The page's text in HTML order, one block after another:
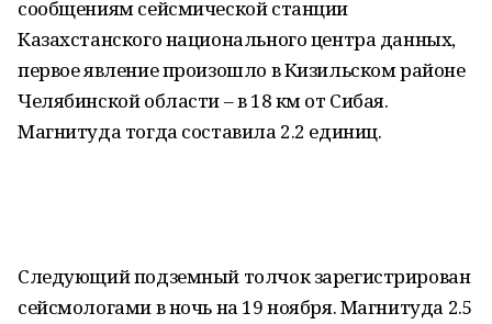
сообщениям сейсмической станции
Казахстанского национального центра данных,
первое явление произошло в Кизильском районе
Челябинской области – в 18 км от Сибая.
Магнитуда тогда составила 2.2 единиц.
Следующий подземный толчок зарегистрирован
сейсмологами в ночь на 19 ноября. Магнитуда 2.5